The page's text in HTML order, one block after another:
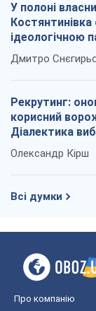
У полоні
ідеологічною
окупантів
Дмитро
Рекрутинг:
корисний
Діалектика
Олександр Кірш
Всі думки
Про компанію